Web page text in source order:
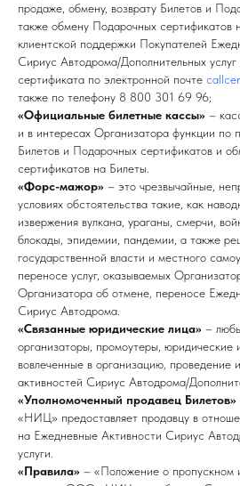
продаже, обмену, возврату Билетов и
также обмену Подарочных сертификатов
клиентской поддержки Покупателей
Сириус Автодрома/Дополнительных
сертификата по электронной почте
также по телефону 8 800 301 69 96;
«Официальные билетные кассы» –
и в интересах Организатора функции по
Билетов и Подарочных сертификатов и
сертификатов на Билеты.
«Форс-мажор» – это чрезвычайные,
условиях обстоятельства такие, как
извержения вулкана, ураганы, смерчи,
блокады, эпидемии, пандемии, а также
государственной власти и местного
переносе услуг, оказываемых
Организатора об отмене, переносе
Сириус Автодрома.
«Связанные юридические лица» –
организаторы, промоутеры, юридические
вовлеченные в организацию, проведение
активностей Сириус Автодрома/
«Уполномоченный продавец Билетов»
«НИЦ» предоставляет продавцу в
на Ежедневные Активности Сириус
услуги.
«Правила» – «Положение о пропускном